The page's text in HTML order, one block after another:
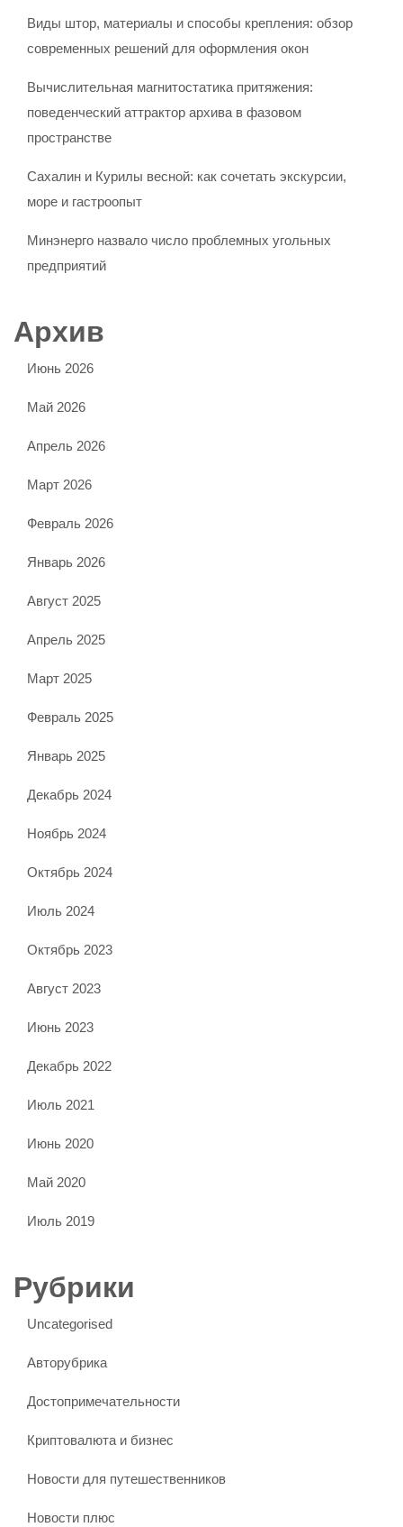
Виды штор, материалы и способы крепления: обзор
современных решений для оформления окон
Вычислительная магнитостатика притяжения:
поведенческий аттрактор архива в фазовом
пространстве
Сахалин и Курилы весной: как сочетать экскурсии,
море и гастроопыт
Минэнерго назвало число проблемных угольных
предприятий
Архив
Июнь 2026
Май 2026
Апрель 2026
Март 2026
Февраль 2026
Январь 2026
Август 2025
Апрель 2025
Март 2025
Февраль 2025
Январь 2025
Декабрь 2024
Ноябрь 2024
Октябрь 2024
Июль 2024
Октябрь 2023
Август 2023
Июнь 2023
Декабрь 2022
Июль 2021
Июнь 2020
Май 2020
Июль 2019
Рубрики
Uncategorised
Авторубрика
Достопримечательности
Криптовалюта и бизнес
Новости для путешественников
Новости плюс